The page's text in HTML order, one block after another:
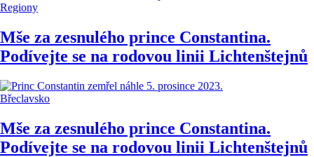
Regiony
Mše za zesnulého prince Constantina.
Podívejte se na rodovou linii Lichtenštejnů
Břeclavsko
Mše za zesnulého prince Constantina.
Podívejte se na rodovou linii Lichtenštejnů